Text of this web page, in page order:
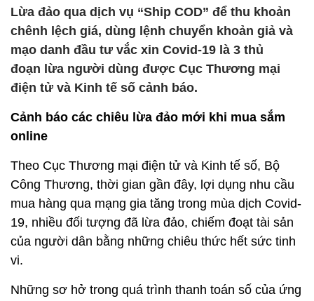
Lừa đảo qua dịch vụ “Ship COD” để thu khoản
chênh lệch giá, dùng lệnh chuyển khoản giả và
mạo danh đầu tư vắc xin Covid-19 là 3 thủ
đoạn lừa người dùng được Cục Thương mại
điện tử và Kinh tế số cảnh báo.
Cảnh báo các chiêu lừa đảo mới khi mua sắm
online
Theo Cục Thương mại điện tử và Kinh tế số, Bộ
Công Thương, thời gian gần đây, lợi dụng nhu cầu
mua hàng qua mạng gia tăng trong mùa dịch Covid-
19, nhiều đối tượng đã lừa đảo, chiếm đoạt tài sản
của người dân bằng những chiêu thức hết sức tinh
vi.
Những sơ hở trong quá trình thanh toán số của ứng